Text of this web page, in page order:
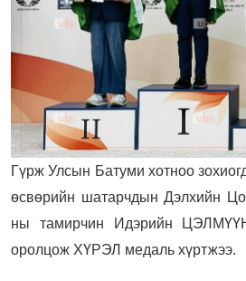
Гүрж Улсын Батуми хотноо
өсвөрийн шатарчдын Дэлхийн
ны тамирчин Идэрийн
оролцож ХҮРЭЛ медаль хүртжээ.